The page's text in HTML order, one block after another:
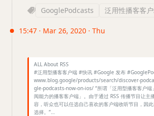
GooglePodcasts 泛用性播客客
15:47 · Mar 26, 2020 · Thu
ALL About RSS
#泛用型播客客户端 #快讯 #Google 发布
www.blog.google/products/search/discover-
gle-podcasts-now-on-ios/ “所谓「泛用型播客客户端
阅能力的播客客户端」。由于通过 RSS 传播节目让主
容，听众也可以任选自己喜欢的客户端收听节目，因
选择。”…